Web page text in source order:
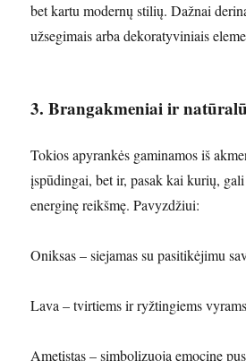
bet kartu modernų stilių. Dažnai
užsegimais arba dekoratyviniais
3. Brangakmeniai ir
Tokios apyrankės gaminamos iš
įspūdingai, bet ir, pasak kai kurių,
energinę reikšmę. Pavyzdžiui:
Oniksas – siejamas su pasitikėjimu
Lava – tvirtiems ir ryžtingiems
Ametistas – simbolizuoja emocinę